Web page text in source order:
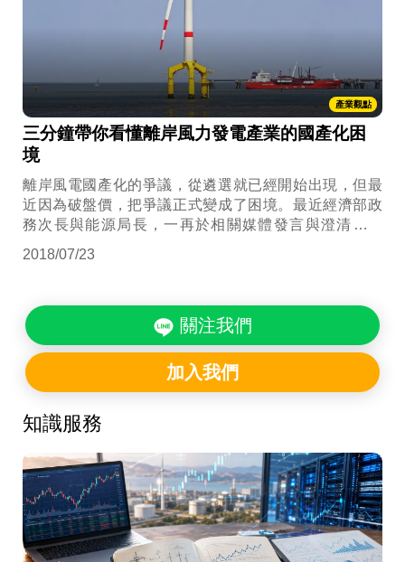
產業觀點
三分鐘帶你看懂離岸風力發電產業的國產化困
境
離岸風電國產化的爭議，從遴選就已經開始出現，但最
近因為破盤價，把爭議正式變成了困境。最近經濟部政
務次長與能源局長，一再於相關媒體發言與澄清稿指
段遴選，帶動國內相關產業發展，而也由於這樣的發
度，能夠造成低收購價格。
2018/07/23
關注我們
加入我們
知識服務